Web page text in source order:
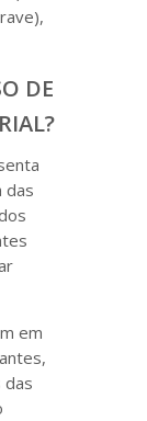
DE
das
em
das